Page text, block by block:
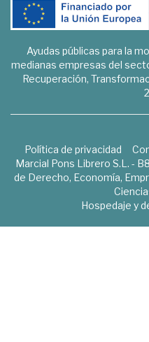
Ayudas públicas para la
medianas empresas del
Recuperación,
Política de privacidad
Marcial Pons Librero S.L. -
de Derecho, Economía,
Hospedaje y